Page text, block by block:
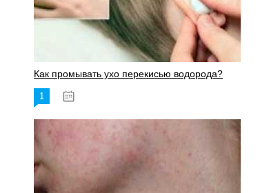
Как промывать ухо перекисью водорода?
1